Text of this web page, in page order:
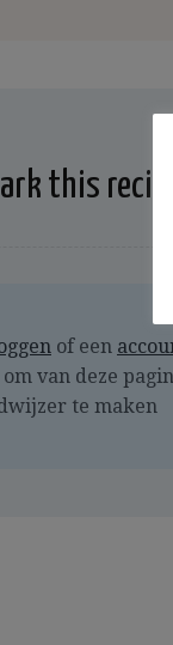
this recipe
of een
om van deze
te maken